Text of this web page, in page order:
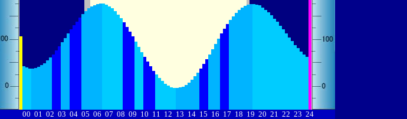
00 01 02 03 04 05 06 07 08 09 10 11 12 13 14 15 16 17 18 19 20 21 22 23 24